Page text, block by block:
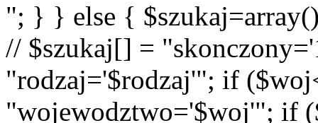
"; } } else {
// $szukaj[] =
"rodzaj='$rodzaj'"; if
"wojewodztwo='$woj'"; if